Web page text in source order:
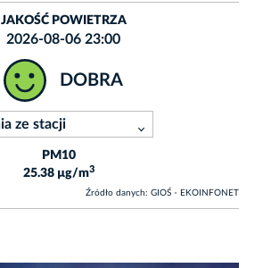
JAKOŚĆ POWIETRZA
2026-08-06 23:00
DOBRA
PM10
25.38 µg/m3
Źródło danych: GIOŚ - EKOINFONET